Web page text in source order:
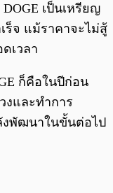
เป็นเหรียญ
ร็จ แม้ราคาจะไม่สู้
เวลา
ก็คือในปีก่อน
งและทำการ
งพัฒนาในขั้นต่อไป